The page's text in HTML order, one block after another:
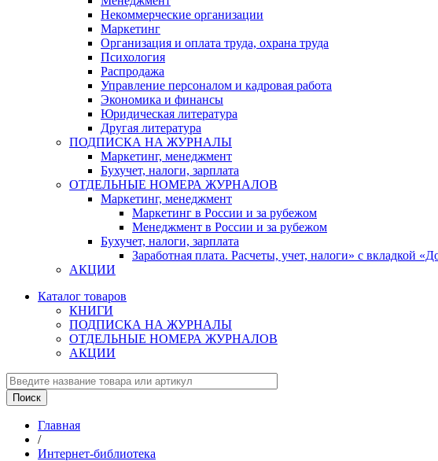
Некоммерческие организации
Маркетинг
Организация и оплата труда, охрана труда
Психология
Распродажа
Управление персоналом и кадровая работа
Экономика и финансы
Юридическая литература
Другая литература
ПОДПИСКА НА ЖУРНАЛЫ
Маркетинг, менеджмент
Бухучет, налоги, зарплата
ОТДЕЛЬНЫЕ НОМЕРА ЖУРНАЛОВ
Маркетинг, менеджмент
Маркетинг в России и за рубежом
Менеджмент в России и за рубежом
Бухучет, налоги, зарплата
Заработная плата. Расчеты, учет, налоги» с вкладкой
АКЦИИ
Каталог товаров
КНИГИ
ПОДПИСКА НА ЖУРНАЛЫ
ОТДЕЛЬНЫЕ НОМЕРА ЖУРНАЛОВ
АКЦИИ
Главная
/
Интернет-библиотека